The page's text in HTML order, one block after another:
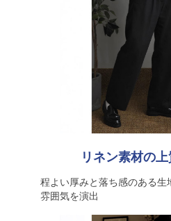
リネン素材の
程よい厚みと落ち感のある生
雰囲気を演出